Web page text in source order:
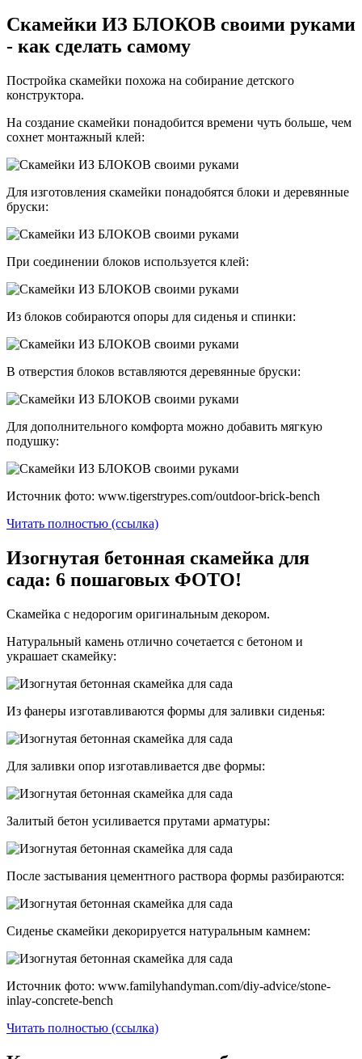
Скамейки ИЗ БЛОКОВ своими руками
- как сделать самому
Постройка скамейки похожа на собирание детского
конструктора.
На создание скамейки понадобится времени чуть больше, чем
сохнет монтажный клей:
Для изготовления скамейки понадобятся блоки и деревянные
бруски:
При соединении блоков используется клей:
Из блоков собираются опоры для сиденья и спинки:
В отверстия блоков вставляются деревянные бруски:
Для дополнительного комфорта можно добавить мягкую
подушку:
Источник фото: www.tigerstrypes.com/outdoor-brick-bench
Читать полностью (ссылка)
Изогнутая бетонная скамейка для
сада: 6 пошаговых ФОТО!
Скамейка с недорогим оригинальным декором.
Натуральный камень отлично сочетается с бетоном и
украшает скамейку:
Из фанеры изготавливаются формы для заливки сиденья:
Для заливки опор изготавливается две формы:
Залитый бетон усиливается прутами арматуры:
После застывания цементного раствора формы разбираются:
Сиденье скамейки декорируется натуральным камнем:
Источник фото: www.familyhandyman.com/diy-advice/stone-
inlay-concrete-bench
Читать полностью (ссылка)